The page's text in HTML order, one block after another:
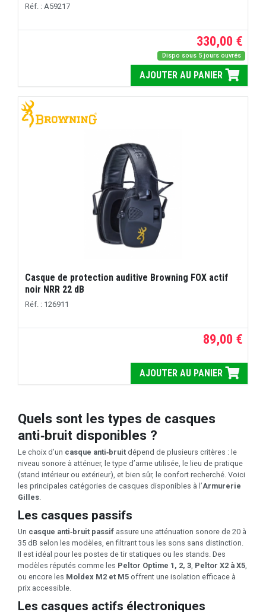
Réf. : A59217
330,00 €
Dispo sous 5 jours ouvrés
AJOUTER AU PANIER
Casque de protection auditive Browning FOX actif
noir NRR 22 dB
Réf. : 126911
89,00 €
AJOUTER AU PANIER
Quels sont les types de casques
anti‑bruit disponibles ?
Le choix d’un casque anti‑bruit dépend de plusieurs critères : le
niveau sonore à atténuer, le type d’arme utilisée, le lieu de pratique
(stand intérieur ou extérieur), et bien sûr, le confort recherché. Voici
les principales catégories de casques disponibles à l’Armurerie
Gilles.
Les casques passifs
Un casque anti‑bruit passif assure une atténuation sonore de 20 à
35 dB selon les modèles, en filtrant tous les sons sans distinction.
Il est idéal pour les postes de tir statiques ou les stands. Des
modèles réputés comme les Peltor Optime 1, 2, 3 Peltor X2 à X5
ou encore les Moldex M2 et M5 offrent une isolation efficace à
prix accessible.
Les casques actifs électroniques